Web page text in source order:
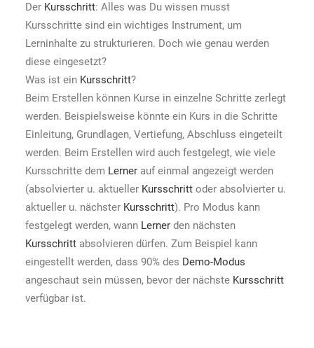
Der Kursschritt: Alles was Du wissen musst
Kursschritte sind ein wichtiges Instrument, um
Lerninhalte zu strukturieren. Doch wie genau werden
diese eingesetzt?
Was ist ein Kursschritt?
Beim Erstellen können Kurse in einzelne Schritte zerlegt
werden. Beispielsweise könnte ein Kurs in die Schritte
Einleitung, Grundlagen, Vertiefung, Abschluss eingeteilt
werden. Beim Erstellen wird auch festgelegt, wie viele
Kursschritte dem Lerner auf einmal angezeigt werden
(absolvierter u. aktueller Kursschritt oder absolvierter u.
aktueller u. nächster Kursschritt). Pro Modus kann
festgelegt werden, wann Lerner den nächsten
Kursschritt absolvieren dürfen. Zum Beispiel kann
eingestellt werden, dass 90% des Demo-Modus
angeschaut sein müssen, bevor der nächste Kursschritt
verfügbar ist.